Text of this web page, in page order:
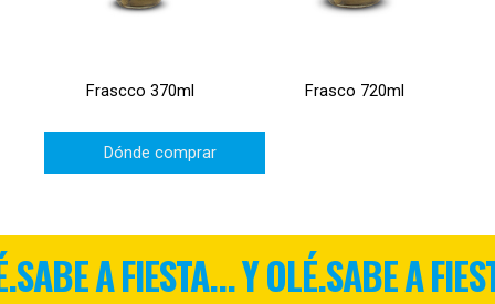
Frascco 370ml
Dónde comprar
Frasco 720ml
SABE A FIESTA... Y OLÉ.SABE A